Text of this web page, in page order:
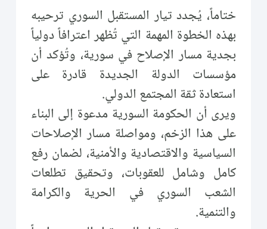
ختاماً، يُجدد تيار المستقبل السوري ترحيبه
بهذه الخطوة المهمة التي تُظهر اعترافاً دولياً
بجدية مسار الإصلاح في سورية، وتُؤكد أن
مؤسسات الدولة الجديدة قادرة على
استعادة ثقة المجتمع الدولي.
ويرى أن الحكومة السورية مدعوة إلى البناء
على هذا الزخم، ومواصلة مسار الإصلاحات
السياسية والاقتصادية والأمنية، لضمان رفع
كامل وشامل للعقوبات، وتحقيق تطلعات
الشعب السوري في الحرية والكرامة
والتنمية.